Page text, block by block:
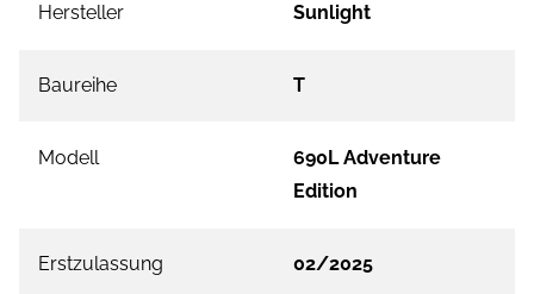
Hersteller Sunlight
Baureihe T
Modell
690L Adventure
Edition
Erstzulassung 02/2025